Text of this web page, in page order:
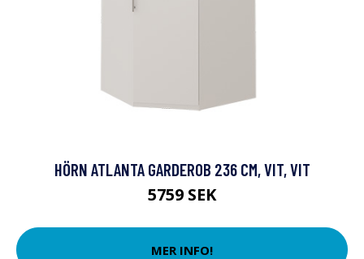
HÖRN ATLANTA GARDEROB 236 CM, VIT, VIT
5759 SEK
MER INFO!